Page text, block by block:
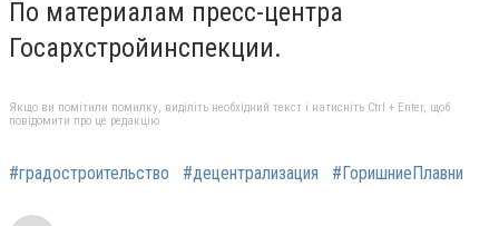
По материалам пресс-центра
Госархстройинспекции.
Якщо ви помітили помилку, виділіть необхідний текст і натисніть Ctrl + Enter, щоб
повідомити про це редакцію
#градостроительство #децентрализация #ГоришниеПлавни